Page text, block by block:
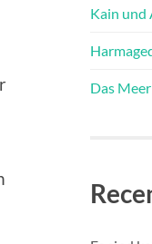
Kain und
Das